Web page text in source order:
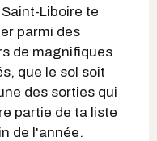
Liboire te
parmi des
de magnifiques
que le sol soit
des sorties qui
partie de ta liste
de l'année.